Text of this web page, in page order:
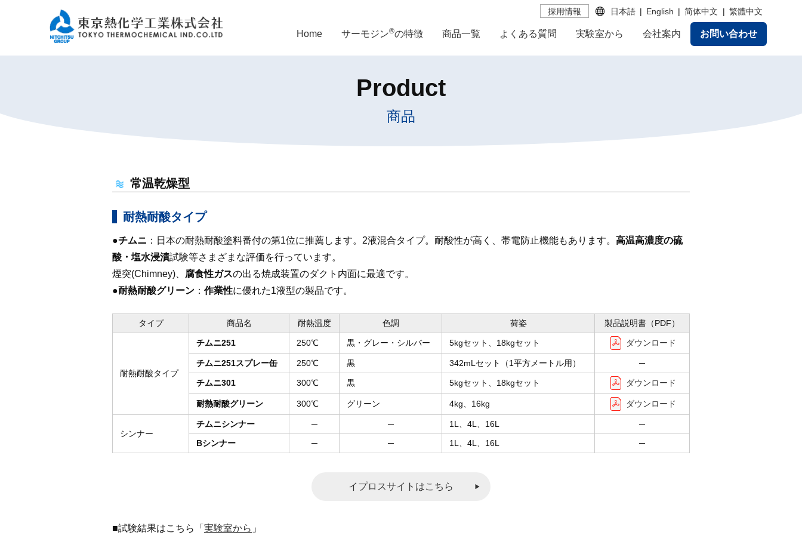
採用情報 日本語 English 简体中文 繁體中文
Home サーモジン®の特徴 商品一覧 よくある質問 実験室から 会社案内 お問い合わせ
Product
商品
常温乾燥型
耐熱耐酸タイプ
●チムニ ：日本の耐熱耐酸塗料番付の第1位に推薦します。2液混合タイプ。耐酸性が高く、帯電防止機能もあります。 高温高濃度の硫
酸・塩水浸漬試験等さまざまな評価を行っています。
煙突(Chimney)、 腐食性ガスの出る焼成装置のダクト内面に最適です。
●耐熱耐酸グリーン ： 作業性に優れた1液型の製品です。
タイプ 商品名 耐熱温度 色調 荷姿 製品説明書（PDF）
耐熱耐酸タイプ
チムニ251 250℃ 黒・グレー・シルバー 5kgセット、18kgセット ダウンロード
チムニ251スプレー缶 250℃ 黒 342mLセット（1平方メートル用） ─
チムニ301 300℃ 黒 5kgセット、18kgセット ダウンロード
耐熱耐酸グリーン 300℃ グリーン 4kg、16kg ダウンロード
シンナー
チムニシンナー ─ ─ 1L、4L、16L
─
Bシンナー
─ ─ 1L、4L、16L ─
イプロスサイトはこちら
■試験結果はこちら「 実験室から 」